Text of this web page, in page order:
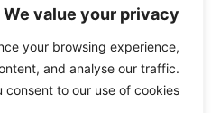
We value your privacy
your browsing experience,
and analyse our traffic.
to our use of cookies.
רכבים למכירה במלאי
צור קשר
עמוד פרטיות